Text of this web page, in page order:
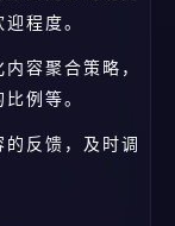
程度。
容聚合策略，
例等。
反馈，及时调